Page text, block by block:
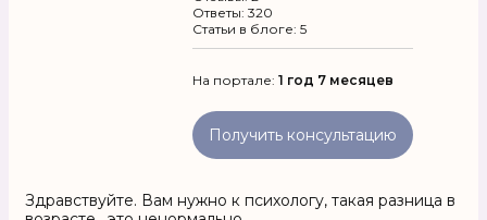
Ответы: 320
Статьи в блоге: 5
На портале: 1 год 7 месяцев
Получить консультацию
Здравствуйте. Вам нужно к психологу, такая разница в